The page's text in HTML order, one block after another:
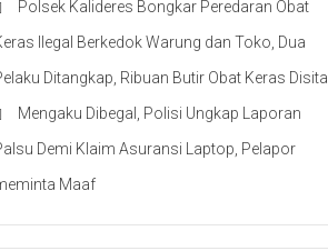
Polsek Kalideres Bongkar Peredaran Obat
Ilegal Berkedok Warung dan Toko, Dua
Ditangkap, Ribuan Butir Obat Keras Disita
Mengaku Dibegal, Polisi Ungkap Laporan
Demi Klaim Asuransi Laptop, Pelapor
Maaf